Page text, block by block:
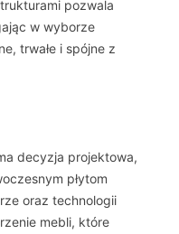
pozwala
w wyborze
trwałe i spójne z
decyzja projektowa,
płytom
oraz technologii
mebli, które